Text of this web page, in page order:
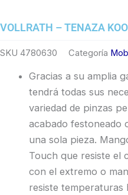
VOLLRATH – TENAZA
SKU 4780630 Categoría
Gracias a su amplia
tendrá todas sus
variedad de pinzas
acabado festoneado
una sola pieza.
Touch que resiste el
con el extremo o
resiste temperaturas